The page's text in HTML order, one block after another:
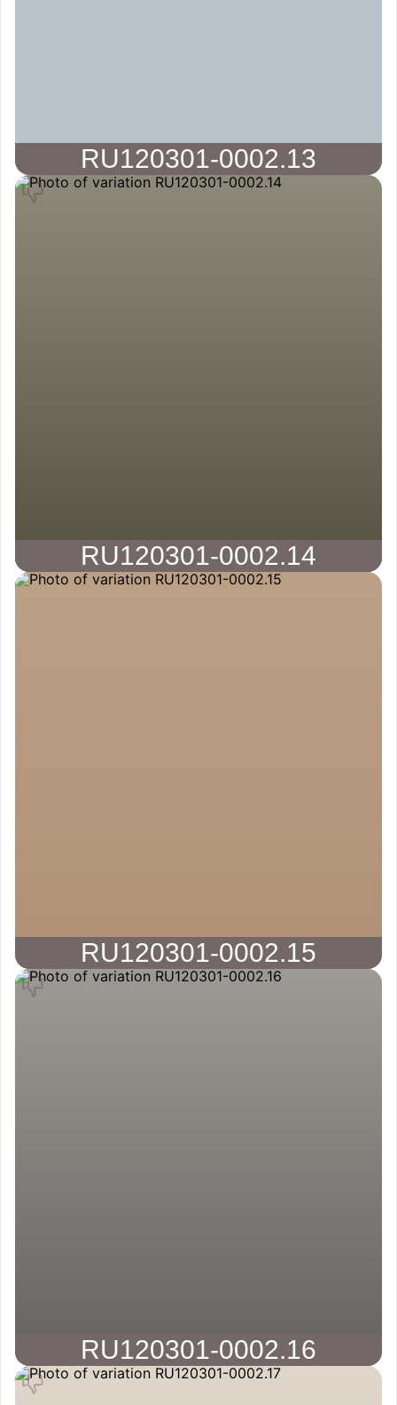
RU120301-0002.13
RU120301-0002.14
RU120301-0002.15
RU120301-0002.16